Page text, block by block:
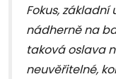
Fokus,
nádherně na
taková oslava
neuvěřitelné,